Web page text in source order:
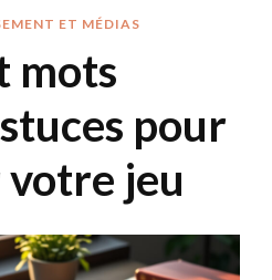
ET MÉDIAS
mots
pour
jeu